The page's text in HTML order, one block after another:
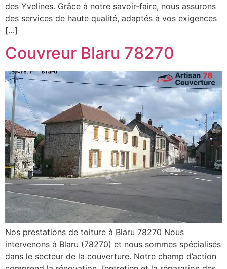
des Yvelines. Grâce à notre savoir-faire, nous assurons
des services de haute qualité, adaptés à vos exigences
[…]
Couvreur Blaru 78270
Nos prestations de toiture à Blaru 78270 Nous
intervenons à Blaru (78270) et nous sommes spécialisés
dans le secteur de la couverture. Notre champ d’action